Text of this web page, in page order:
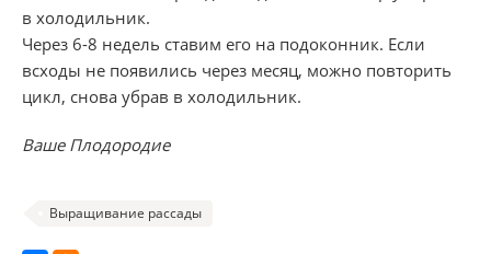
в холодильник.
Через 6-8 недель ставим его на подоконник. Если
всходы не появились через месяц, можно повторить
цикл, снова убрав в холодильник.
Ваше Плодородие
Выращивание рассады